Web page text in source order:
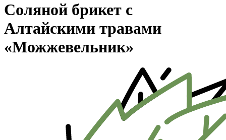
Соляной брикет с
Алтайскими травами
«Можжевельник»